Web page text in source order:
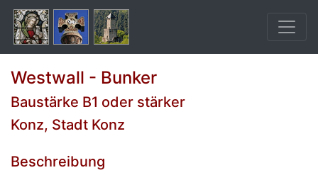
Westwall - Bunker
Baustärke B1 oder stärker
Konz, Stadt Konz
Beschreibung